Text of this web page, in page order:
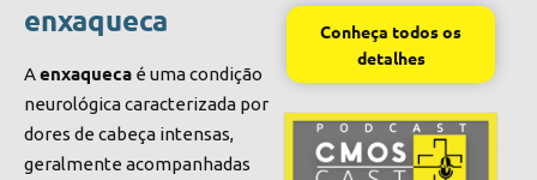
enxaqueca
Aenxaqueca é uma condição
neurológica caracterizada por
dores de cabeça intensas,
geralmente acompanhadas
Conheça todos os
detalhes